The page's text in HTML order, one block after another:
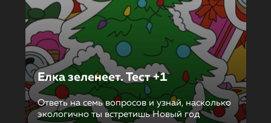
Елка зеленеет. Тест +1
Ответь на семь вопросов и узнай, насколько
экологично ты встретишь Новый год